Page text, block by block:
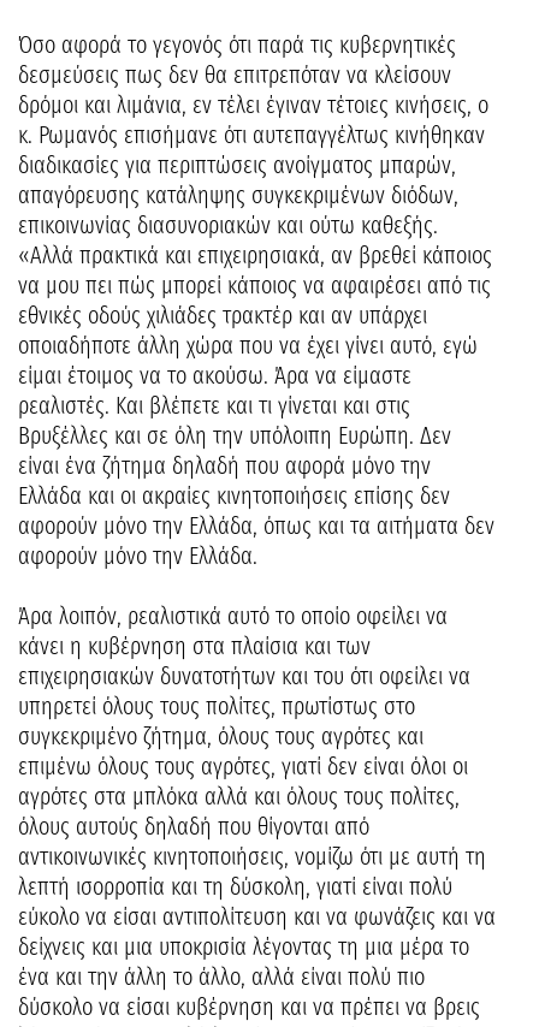
Όσο αφορά το γεγονός ότι παρά τις κυβερνητικές
δεσμεύσεις πως δεν θα επιτρεπόταν να κλείσουν
δρόμοι και λιμάνια, εν τέλει έγιναν τέτοιες κινήσεις, ο
κ. Ρωμανός επισήμανε ότι αυτεπαγγέλτως κινήθηκαν
διαδικασίες για περιπτώσεις ανοίγματος μπαρών,
απαγόρευσης κατάληψης συγκεκριμένων διόδων,
επικοινωνίας διασυνοριακών και ούτω καθεξής.
«Αλλά πρακτικά και επιχειρησιακά, αν βρεθεί κάποιος
να μου πει πώς μπορεί κάποιος να αφαιρέσει από τις
εθνικές οδούς χιλιάδες τρακτέρ και αν υπάρχει
οποιαδήποτε άλλη χώρα που να έχει γίνει αυτό, εγώ
είμαι έτοιμος να το ακούσω. Άρα να είμαστε
ρεαλιστές. Και βλέπετε και τι γίνεται και στις
Βρυξέλλες και σε όλη την υπόλοιπη Ευρώπη. Δεν
είναι ένα ζήτημα δηλαδή που αφορά μόνο την
Ελλάδα και οι ακραίες κινητοποιήσεις επίσης δεν
αφορούν μόνο την Ελλάδα, όπως και τα αιτήματα δεν
αφορούν μόνο την Ελλάδα.
Άρα λοιπόν, ρεαλιστικά αυτό το οποίο οφείλει να
κάνει η κυβέρνηση στα πλαίσια και των
επιχειρησιακών δυνατοτήτων και του ότι οφείλει να
υπηρετεί όλους τους πολίτες, πρωτίστως στο
συγκεκριμένο ζήτημα, όλους τους αγρότες και
επιμένω όλους τους αγρότες, γιατί δεν είναι όλοι οι
αγρότες στα μπλόκα αλλά και όλους τους πολίτες,
όλους αυτούς δηλαδή που θίγονται από
αντικοινωνικές κινητοποιήσεις, νομίζω ότι με αυτή τη
λεπτή ισορροπία και τη δύσκολη, γιατί είναι πολύ
εύκολο να είσαι αντιπολίτευση και να φωνάζεις και να
δείχνεις και μια υποκρισία λέγοντας τη μια μέρα το
ένα και την άλλη το άλλο, αλλά είναι πολύ πιο
δύσκολο να είσαι κυβέρνηση και να πρέπει να βρεις